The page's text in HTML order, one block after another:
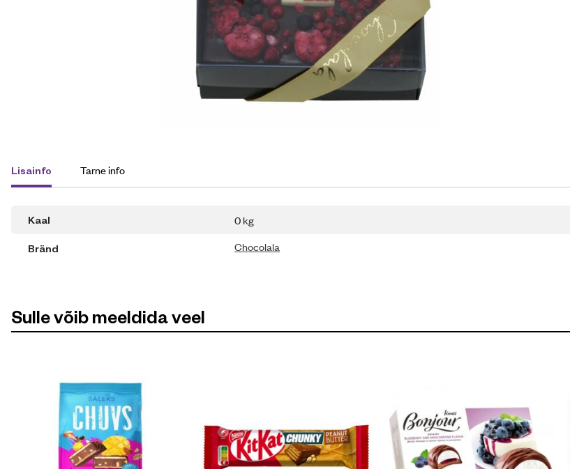
Lisainfo Tarne info
Kaal 0 kg
Bränd Chocolala
Sulle võib meeldida veel